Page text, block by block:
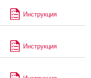
Инструкция
Инструкция